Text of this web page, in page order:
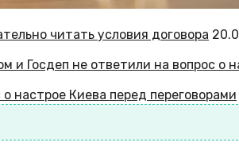
читать условия договора
настрое Киева перед переговорами